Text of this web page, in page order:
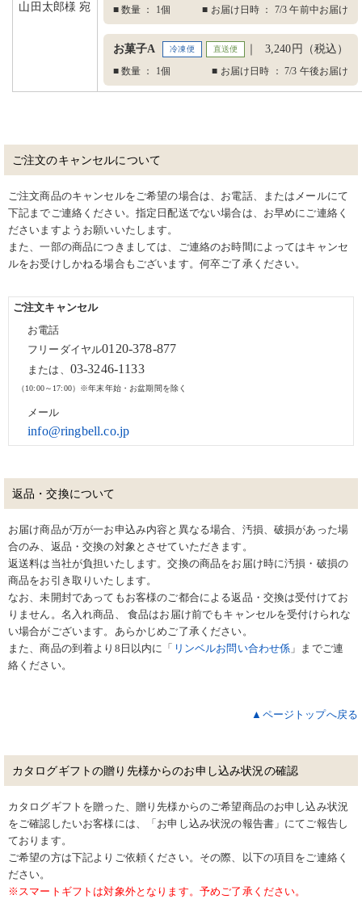
山田太郎様 宛
■ 数量 ： 1個 ■ お届け日時 ： 7/3 午前中お届け
お菓子A 冷凍便 直送便 3,240円（税込）
■ 数量 ： 1個 ■ お届け日時 ： 7/3 午後お届け
ご注文のキャンセルについて
ご注文商品のキャンセルをご希望の場合は、お電話、またはメールにて
下記までご連絡ください。指定日配送でない場合は、お早めにご連絡く
ださいますようお願いいたします。
また、一部の商品につきましては、ご連絡のお時間によってはキャンセ
ルをお受けしかねる場合もございます。何卒ご了承ください。
ご注文キャンセル
お電話
フリーダイヤル0120-378-877
または、 03-3246-1133
（10:00～17:00）※年末年始・お盆期間を除く
メール
info@ringbell.co.jp
返品・交換について
お届け商品が万が一お申込み内容と異なる場合、汚損、破損があった場
合のみ、返品・交換の対象とさせていただきます。
返送料は当社が負担いたします。交換の商品をお届け時に汚損・破損の
商品をお引き取りいたします。
なお、未開封であってもお客様のご都合による返品・交換は受付けてお
りません。名入れ商品、 食品はお届け前でもキャンセルを受付けられな
い場合がございます。あらかじめご了承ください。
また、商品の到着より8日以内に「 リンベルお問い合わせ係 」までご連
絡ください。
▲ページトップへ戻る
カタログギフトの贈り先様からのお申し込み状況の確認
カタログギフトを贈った、贈り先様からのご希望商品のお申し込み状況
をご確認したいお客様には、「お申し込み状況の報告書」にてご報告し
ております。
ご希望の方は下記よりご依頼ください。その際、以下の項目をご連絡く
ださい。
※スマートギフトは対象外となります。予めご了承ください。